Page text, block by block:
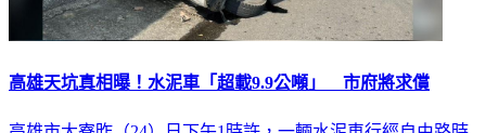
高雄天坑真相曝！水泥車「超載9.9公噸」 市府將求償